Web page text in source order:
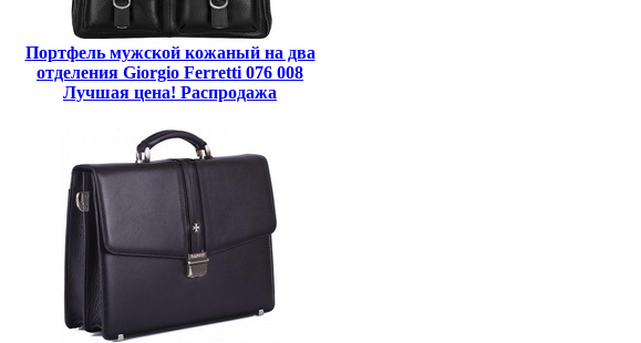
Портфель мужской кожаный на два
отделения Giorgio Ferretti 076 008
Лучшая цена! Распродажа